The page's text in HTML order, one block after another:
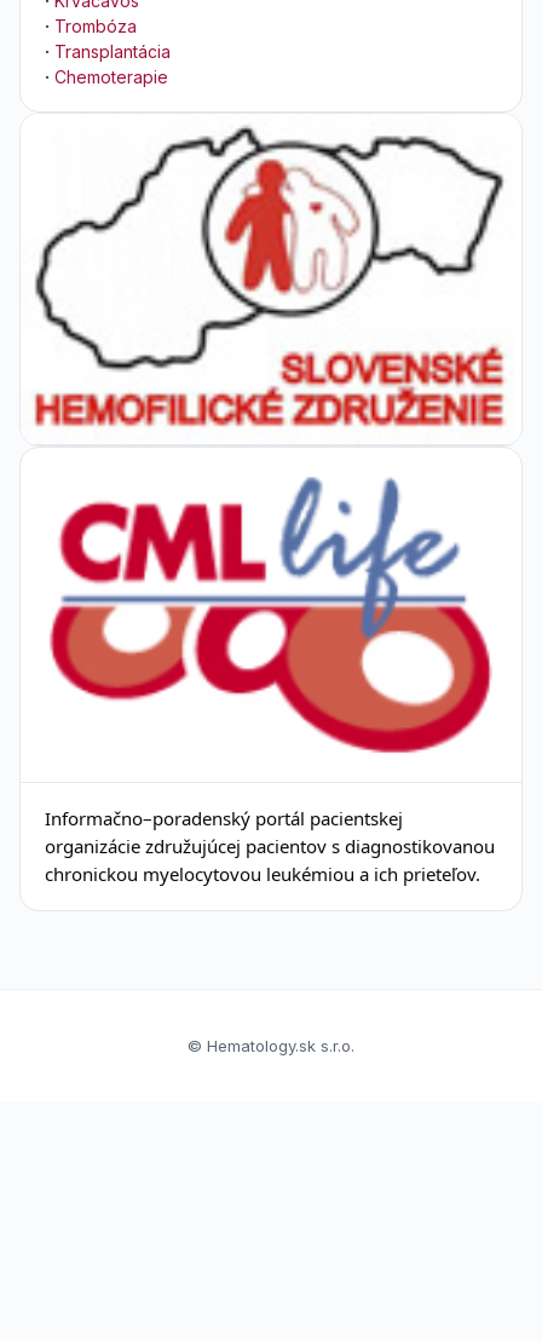
· Trombóza
· Transplantácia
· Chemoterapie
Informačno–poradenský portál pacientskej
organizácie združujúcej pacientov s diagnostikovanou
chronickou myelocytovou leukémiou a ich prieteľov.
© Hematology.sk s.r.o.